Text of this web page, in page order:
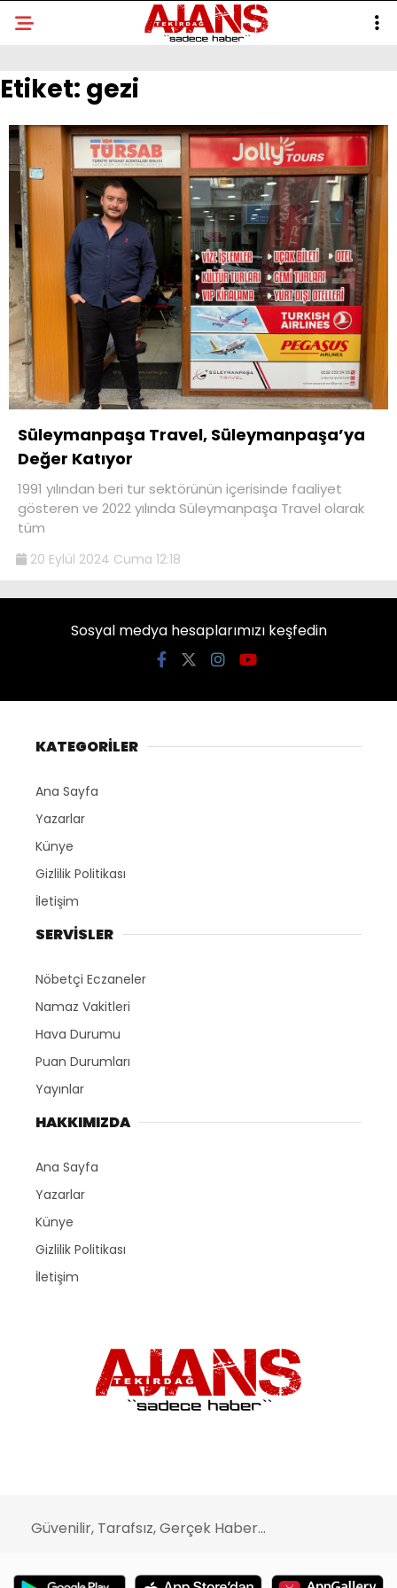
Etiket: gezi
Süleymanpaşa Travel, Süleymanpaşa’ya
Değer Katıyor
1991 yılından beri tur sektörünün içerisinde faaliyet
gösteren ve 2022 yılında Süleymanpaşa Travel olarak
tüm
20 Eylül 2024 Cuma 12:18
Sosyal medya hesaplarımızı keşfedin
KATEGORİLER
Ana Sayfa
Yazarlar
Künye
Gizlilik Politikası
İletişim
SERVİSLER
Nöbetçi Eczaneler
Namaz Vakitleri
Hava Durumu
Puan Durumları
Yayınlar
HAKKIMIZDA
Ana Sayfa
Yazarlar
Künye
Gizlilik Politikası
İletişim
Güvenilir, Tarafsız, Gerçek Haber...